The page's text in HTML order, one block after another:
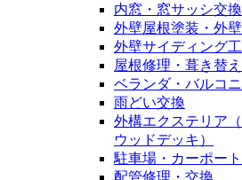
内窓・窓サッシ交換
外壁屋根塗装・外
外壁サイディング
屋根修理・葺き替え
ベランダ・バルコ
雨どい交換
外構エクステリア
ウッドデッキ）
駐車場・カーポート
配管修理・交換